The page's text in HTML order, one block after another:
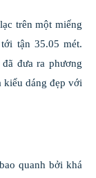
trên một miếng
tận 35.05 mét.
đưa ra phương
kiểu dáng đẹp với
quanh bởi khá